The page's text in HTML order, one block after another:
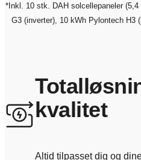
*Inkl. 10 stk. DAH solcellepaneler
G3 (inverter), 10 kWh Pylontech H3
kvalitet
Altid tilpasset dig og